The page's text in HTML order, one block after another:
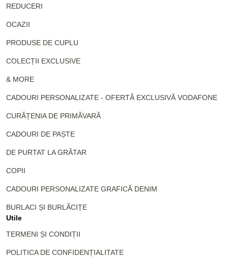
REDUCERI
OCAZII
PRODUSE DE CUPLU
COLECȚII EXCLUSIVE
& MORE
CADOURI PERSONALIZATE - OFERTĂ EXCLUSIVĂ VODAFONE
CURĂȚENIA DE PRIMĂVARĂ
CADOURI DE PAȘTE
DE PURTAT LA GRĂTAR
COPII
CADOURI PERSONALIZATE GRAFICĂ DENIM
BURLACI ȘI BURLĂCIȚE
Utile
TERMENI ȘI CONDIȚII
POLITICA DE CONFIDENȚIALITATE